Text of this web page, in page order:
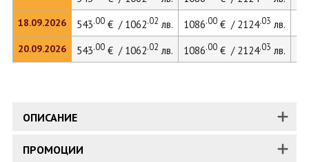
18.09.2026
20.09.2026
543.00€ / 1062.02 лв. 1086.00€ / 2124.03 лв.
543.00€ / 1062.02 лв. 1086.00€ / 2124.03 лв.
ОПИСАНИЕ
ПРОМОЦИИ